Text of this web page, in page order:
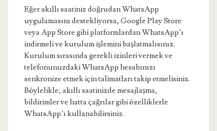
Eğer akıllı saatiniz doğrudan WhatsApp
uygulamasını destekliyorsa, Google Play Store
veya App Store gibi platformlardan WhatsApp’ı
indirmeli ve kurulum işlemini başlatmalısınız.
Kurulum sırasında gerekli izinleri vermek ve
telefonunuzdaki WhatsApp hesabınızı
senkronize etmek için talimatları takip etmelisiniz.
Böylelikle, akıllı saatinizde mesajlaşma,
bildirimler ve hatta çağrılar gibi özelliklerle
WhatsApp’ı kullanabilirsiniz.